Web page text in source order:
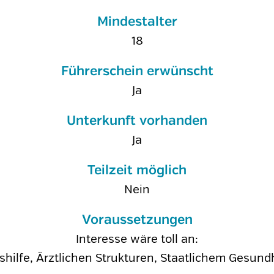
Mindestalter
18
Führerschein erwünscht
Ja
Unterkunft vorhanden
Ja
Teilzeit möglich
Nein
Voraussetzungen
Interesse wäre toll an:
Ärztlichen Strukturen, Staatlichem